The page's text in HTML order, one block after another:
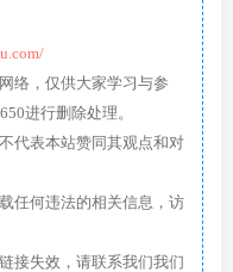
络，仅供大家学习与参
进行删除处理。
代表本站赞同其观点和对
任何违法的相关信息，访
接失效，请联系我们我们